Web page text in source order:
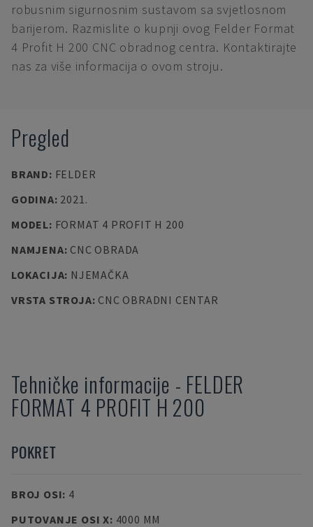
robusnim sigurnosnim sustavom sa svjetlosnom
barijerom. Razmislite o kupnji ovog Felder Format
4 Profit H 200 CNC obradnog centra. Kontaktirajte
nas za više informacija o ovom stroju.
Pregled
BRAND: FELDER
GODINA: 2021.
MODEL: FORMAT 4 PROFIT H 200
NAMJENA: CNC OBRADA
LOKACIJA: NJEMAČKA
VRSTA STROJA: CNC OBRADNI CENTAR
Tehničke informacije - FELDER
FORMAT 4 PROFIT H 200
POKRET
BROJ OSI: 4
PUTOVANJE OSI X: 4000 MM